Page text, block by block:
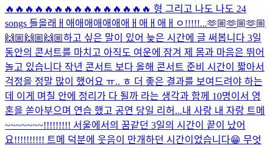
🔥🔥🔥🔥🔥🔥🔥🔥🔥🔥🔥🔥🔥🔥🔥 형 그리고 나도 나도 24
songs 들을래ㅐ애애애애애애애ㅐ애ㅐ애ㅐㅇ!!!!!...🫶🏼🫶🏼🫶🏼
🙌🏼🙌🏼🙌🏼하고 싶은 말이 있어 늦은 시간에 글 써봅니다 3일
동안의 콘서트를 마치고 아직도 여운에 잠겨 제 몸과 마음은 뛰어
놀고 있습니다 작년 콘서트 보다 올해 콘서트 준비 시간이 짧아서
걱정을 정말 많이 했어요 ㅠ.. ㅎ 더 좋은 결과를 보여드려야 하는
데 이게 며칠 안에 정리가 다 될까 라는 생각과 함께 10명이서 영
혼을 쏟아부으며 연습 했고 공연 당일 리허...내 사랑 내 자랑 트메
~~~~~~~!!!!!!!!! 서울에서의 꿈같던 3일의 시간이 끝이 났어
요!!!!!!!!!! 트메 덕분에 웃음이 만개하던 시간이었습니다😁 무엇